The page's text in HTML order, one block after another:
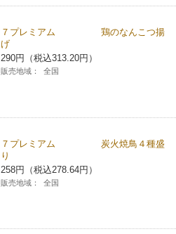
７プレミアム 鶏のなんこつ揚
げ
290円（税込313.20円）
販売地域： 全国
７プレミアム 炭火焼鳥４種盛
り
258円（税込278.64円）
販売地域： 全国